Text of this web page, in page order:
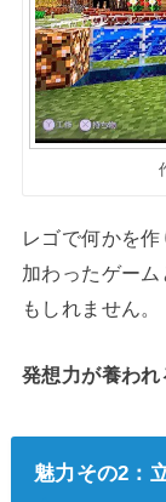
レゴで何かを
加わったゲー
もしれません。
発想力が養われ
魅力その2：